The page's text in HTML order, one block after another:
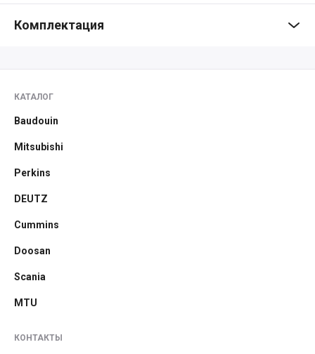
Комплектация
КАТАЛОГ
Baudouin
Mitsubishi
Perkins
DEUTZ
Cummins
Doosan
Scania
MTU
КОНТАКТЫ